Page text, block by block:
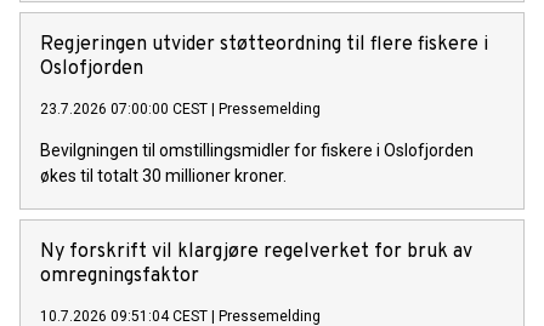
Regjeringen utvider støtteordning til flere fiskere i
Oslofjorden
23.7.2026 07:00:00 CEST Pressemelding
Bevilgningen til omstillingsmidler for fiskere i Oslofjorden
økes til totalt 30 millioner kroner.
Ny forskrift vil klargjøre regelverket for bruk av
omregningsfaktor
10.7.2026 09:51:04 CEST Pressemelding